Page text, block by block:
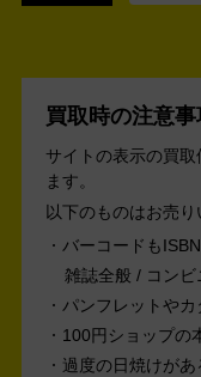
買取時の注意事
サイトの表示の買
ます。
以下のものはお売り
バーコードも
雑誌全般 / コンビ
パンフレットやカ
100円ショップの
過度の日焼けが